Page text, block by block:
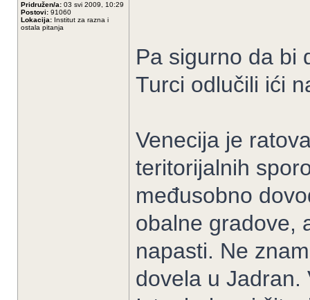
Pridružen/a: 03 svi 2009, 10:29
Postovi: 91060
Lokacija: Institut za razna i
ostala pitanja
Pa sigurno da bi
Turci odlučili ići
Venecija je
teritorijalnih
međusobno
obalne gradove,
napasti. Ne
dovela u Jadran.